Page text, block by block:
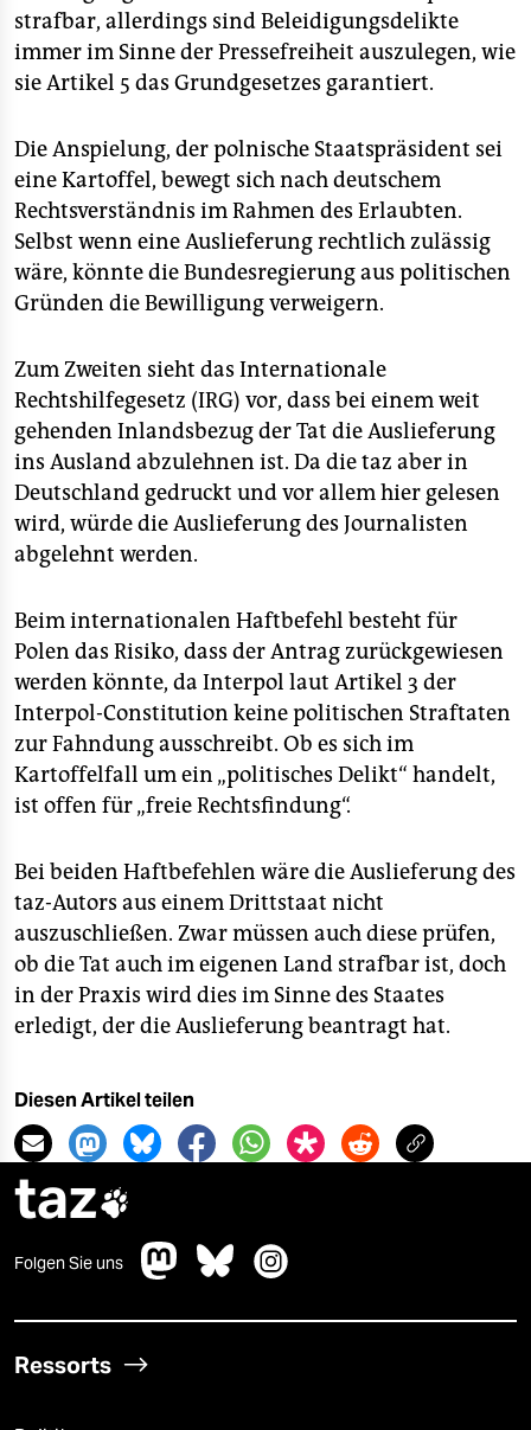
strafbar, allerdings sind Beleidigungsdelikte
immer im Sinne der Pressefreiheit auszulegen, wie
sie Artikel 5 das Grundgesetzes garantiert.
Die Anspielung, der polnische Staatspräsident sei
eine Kartoffel, bewegt sich nach deutschem
Rechtsverständnis im Rahmen des Erlaubten.
Selbst wenn eine Auslieferung rechtlich zulässig
wäre, könnte die Bundesregierung aus politischen
Gründen die Bewilligung verweigern.
Zum Zweiten sieht das Internationale
Rechtshilfegesetz (IRG) vor, dass bei einem weit
gehenden Inlandsbezug der Tat die Auslieferung
ins Ausland abzulehnen ist. Da die taz aber in
Deutschland gedruckt und vor allem hier gelesen
wird, würde die Auslieferung des Journalisten
abgelehnt werden.
Beim internationalen Haftbefehl besteht für
Polen das Risiko, dass der Antrag zurückgewiesen
werden könnte, da Interpol laut Artikel 3 der
Interpol-Constitution keine politischen Straftaten
zur Fahndung ausschreibt. Ob es sich im
Kartoffelfall um ein „politisches Delikt“ handelt,
ist offen für „freie Rechtsfindung“.
Bei beiden Haftbefehlen wäre die Auslieferung des
taz-Autors aus einem Drittstaat nicht
auszuschließen. Zwar müssen auch diese prüfen,
ob die Tat auch im eigenen Land strafbar ist, doch
in der Praxis wird dies im Sinne des Staates
erledigt, der die Auslieferung beantragt hat.
Diesen Artikel teilen
taz
Folgen Sie uns
Ressorts